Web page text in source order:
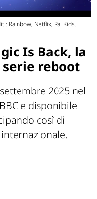
Rainbow, Netflix, Rai Kids.
Is Back, la
serie reboot
2025 nel
e disponibile
così di